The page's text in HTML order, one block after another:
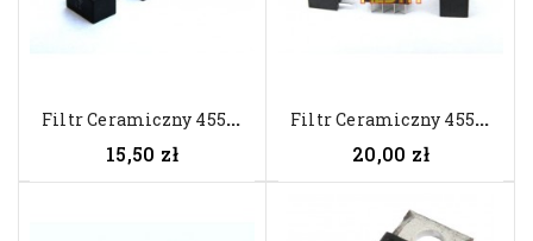
F
Iltr Ceramiczny 455IT MuRata...
15,50 zł
F
Iltr Ceramiczny 455F MuRata...
20,00 zł